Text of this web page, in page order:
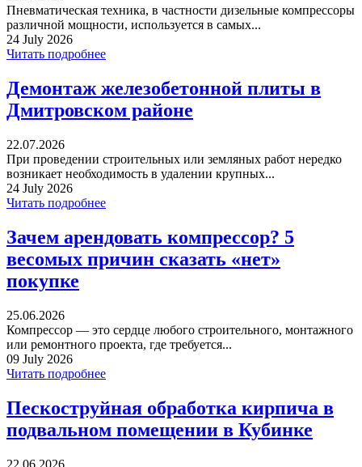
Пневматическая техника, в частности дизельные компрессоры
различной мощности, используется в самых...
24 July 2026
Читать подробнее
Демонтаж железобетонной плиты в
Дмитровском районе
22.07.2026
При проведении строительных или земляных работ нередко
возникает необходимость в удалении крупных...
24 July 2026
Читать подробнее
Зачем арендовать компрессор? 5
весомых причин сказать «нет»
покупке
25.06.2026
Компрессор — это сердце любого строительного, монтажного
или ремонтного проекта, где требуется...
09 July 2026
Читать подробнее
Пескоструйная обработка кирпича в
подвальном помещении в Кубинке
22.06.2026